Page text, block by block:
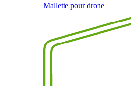
Mallette pour drone